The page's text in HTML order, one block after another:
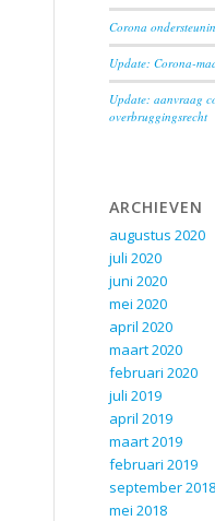
Corona
Update: Corona-
Update: aanvraag
overbruggingsrecht
ARCHIEVEN
augustus 2020
juli 2020
juni 2020
mei 2020
april 2020
maart 2020
februari 2020
juli 2019
april 2019
maart 2019
februari 2019
september 2018
mei 2018